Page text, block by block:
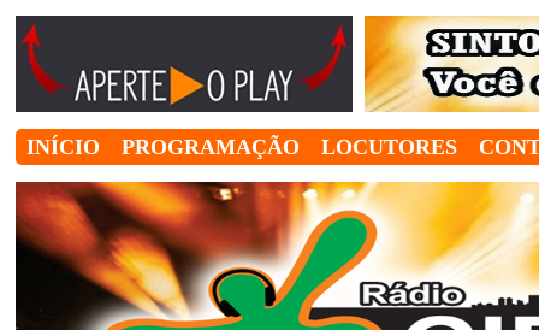
INÍCIO PROGRAMAÇÃO LOCUTORES